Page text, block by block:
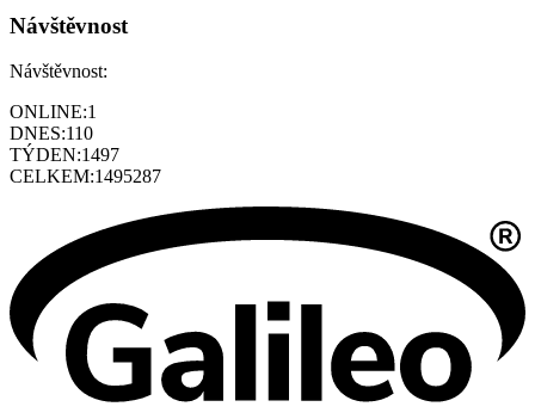
Návštěvnost
Návštěvnost:
ONLINE:1
DNES:110
TÝDEN:1497
CELKEM:1495287